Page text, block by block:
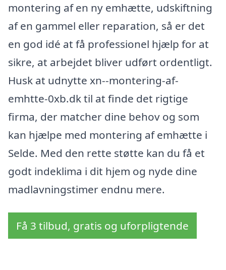
montering af en ny emhætte, udskiftning
af en gammel eller reparation, så er det
en god idé at få professionel hjælp for at
sikre, at arbejdet bliver udført ordentligt.
Husk at udnytte xn--montering-af-
emhtte-0xb.dk til at finde det rigtige
firma, der matcher dine behov og som
kan hjælpe med montering af emhætte i
Selde. Med den rette støtte kan du få et
godt indeklima i dit hjem og nyde dine
madlavningstimer endnu mere.
Få 3 tilbud, gratis og uforpligtende